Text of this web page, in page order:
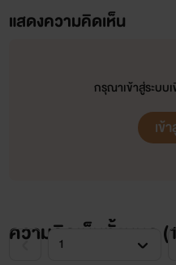
แสดงความคิดเห็น
กรุณาเข้าสู่ระบบ
เข้
ความคิดเห็นทั้งหมด (1